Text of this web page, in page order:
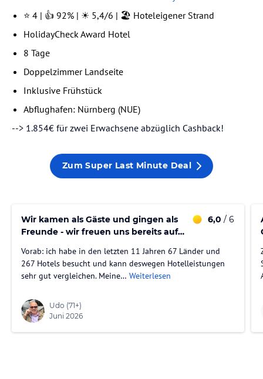
⭐ 4 | 👍 92% | ☀️ 5,4/6 | 🏖️ Hoteleigener Strand
HolidayCheck Award Hotel
8 Tage
Doppelzimmer Landseite
Inklusive Frühstück
Abflughafen: Nürnberg (NUE)
--> 1.854€ für zwei Erwachsene abzüglich Cashback!
Zum Super Last Minute Deal
Wir kamen als Gäste und gingen als
Freunde - wir freuen uns bereits auf
6,0 / 6
Vorab: ich habe in den letzten 11 Jahren 67 Länder und
267 Hotels besucht und kann deswegen Hotelleistungen
sehr gut vergleichen. Meine… Weiterlesen
Udo (71+)
Juni 2026